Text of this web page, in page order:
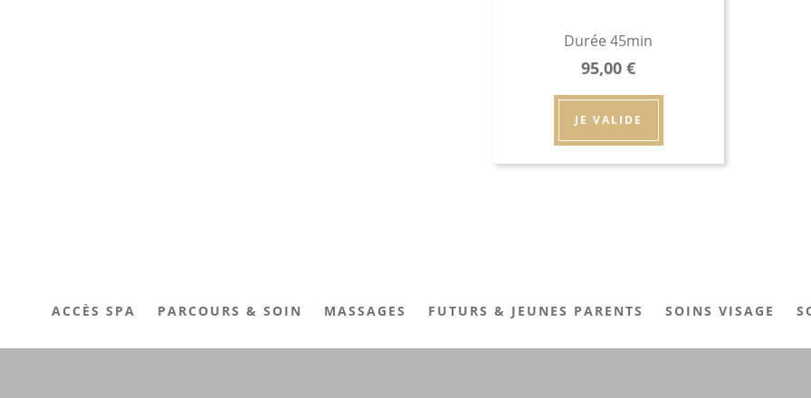
Durée 45min
95,00 €
JE VALIDE
ACCÈS SPA PARCOURS & SOIN MASSAGES FUTURS & JEUNES PARENTS SOINS VISAGE